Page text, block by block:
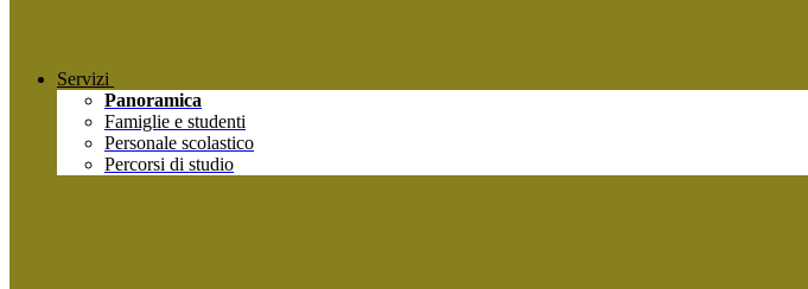
Servizi
Panoramica
Famiglie e studenti
Personale scolastico
Percorsi di studio